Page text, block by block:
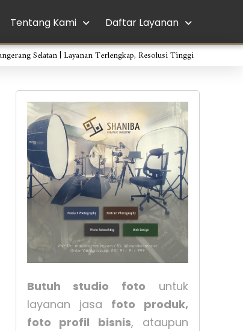
Tentang Kami Daftar Layanan
Selatan | Layanan Terlengkap, Resolusi Tinggi
Butuh studio foto untuk
layanan jasa foto produk,
foto profil bisnis, ataupun